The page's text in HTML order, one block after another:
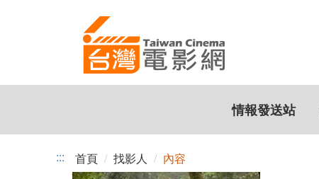
情報發送站
::: 首頁 找影人 內容